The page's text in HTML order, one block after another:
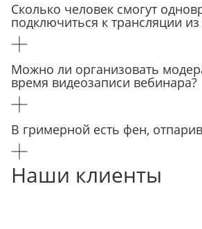
Сколько человек смогут
подключиться к трансляции из
Можно ли организовать
время видеозаписи вебинара?
В гримерной есть фен,
Наши клиенты